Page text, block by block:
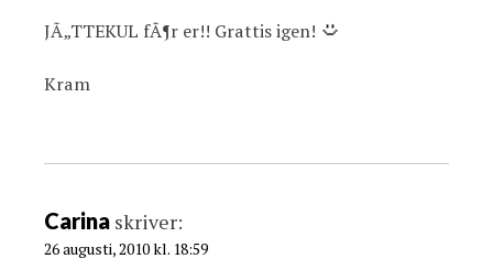
JÃ„TTEKUL fÃ¶r er!! Grattis igen!
Kram
Carina skriver:
26 augusti, 2010 kl. 18:59